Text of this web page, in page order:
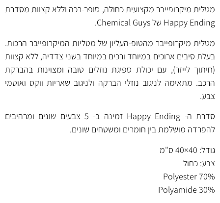
מטלית מיקרופייבר מקצועית כחולה, סופר-רכה וללא קצוות מסדרת
Happy Ending של Chemical Guys.
מטלית מיקרופייבר מהטופ-העליון של מטליות המיקרופייבר הרכות.
בעלת סיבים ארוכים במיוחד ורכים במיוחד בשני צדדיה, ללא קצוות
(חיתוך לייזר), עם יכולת ספיגת נוזלים טובה ומצוינות בהברקת
הרכב. מתאימה לניגוב נוזלי הברקה ולניגוב שאריות ווקס ואוטמי
צבע.
סדרת ה- Happy Ending זמינה ב- 5 צבעים שונים ומרהיבים
להפרדה מושלמת בין חומרים ומשטחים שונים.
גודל: 40×40 ס"מ
צבע: כחול
70% Polyester
30% Polyamide